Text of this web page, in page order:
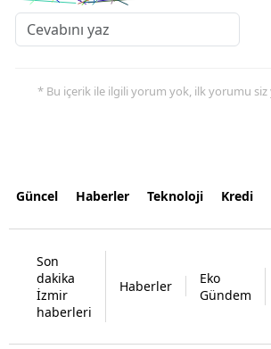
* Bu içerik ile ilgili yorum yok, ilk yorumu siz
Güncel Haberler Teknoloji Kredi
Son
dakika
İzmir
haberleri
Haberler
Eko
Gündem